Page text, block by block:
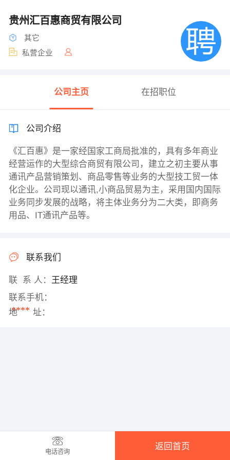
贵州汇百惠商贸有限公司
其它
私营企业
公司主页 在招职位
公司介绍
《汇百惠》是一家经国家工商局批准的，具有多年商业
经营运作的大型综合商贸有限公司，建立之初主要从事
通讯产品营销策划、商品零售等业务的大型技工贸一体
化企业。公司现以通讯,小商品贸易为主，采用国内国际
业务同步发展的战略，将主体业务分为二大类，即商务
用品、IT通讯产品等。
联系我们
联 系 人： 王经理
联系手机：
****
地 址：
电话咨询
返回首页